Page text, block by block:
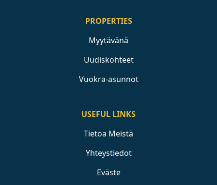
PROPERTIES
Myytävänä
Uudiskohteet
Vuokra-asunnot
USEFUL LINKS
Tietoa Meistä
Yhteystiedot
Eväste